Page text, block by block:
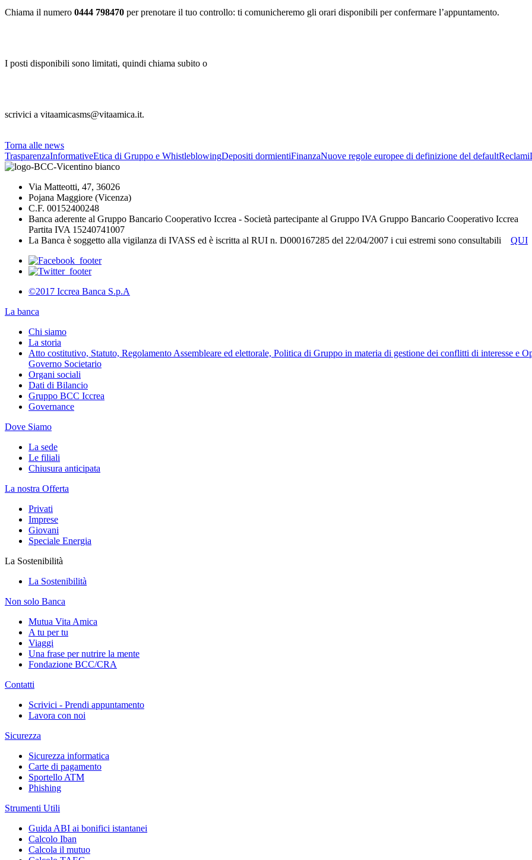
Chiama il numero 0444 798470 per prenotare il tuo controllo: ti comunicheremo gli orari disponibili per confermare l’appuntamento.
I posti disponibili sono limitati, quindi chiama subito o
scrivici a vitaamicasms@vitaamica.it.
Torna alle news
TrasparenzaInformativeEtica di Gruppo e WhistleblowingDepositi dormientiFinanzaNuove regole europee di definizione del defaultReclami
Via Matteotti, 47, 36026
Pojana Maggiore (Vicenza)
C.F. 00152400248
Banca aderente al Gruppo Bancario Cooperativo Iccrea - Società partecipante al Gruppo IVA Gruppo Bancario Cooperativo Iccrea
Partita IVA 15240741007
La Banca è soggetto alla vigilanza di IVASS ed è iscritta al RUI n. D000167285 del 22/04/2007 i cui estremi sono consultabili QUI
©2017 Iccrea Banca S.p.A
La banca
Chi siamo
La storia
Atto costitutivo, Statuto, Regolamento Assembleare ed elettorale, Politica di Gruppo in materia di gestione dei conflitti di interesse e
Governo Societario
Organi sociali
Dati di Bilancio
Gruppo BCC Iccrea
Governance
Dove Siamo
La sede
Le filiali
Chiusura anticipata
La nostra Offerta
Privati
Imprese
Giovani
Speciale Energia
La Sostenibilità
La Sostenibilità
Non solo Banca
Mutua Vita Amica
A tu per tu
Viaggi
Una frase per nutrire la mente
Fondazione BCC/CRA
Contatti
Scrivici - Prendi appuntamento
Lavora con noi
Sicurezza
Sicurezza informatica
Carte di pagamento
Sportello ATM
Phishing
Strumenti Utili
Guida ABI ai bonifici istantanei
Calcolo Iban
Calcola il mutuo